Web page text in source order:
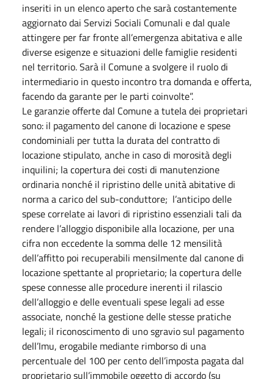
inseriti in un elenco aperto che sarà costantemente
aggiornato dai Servizi Sociali Comunali e dal quale
attingere per far fronte all’emergenza abitativa e alle
diverse esigenze e situazioni delle famiglie residenti
nel territorio. Sarà il Comune a svolgere il ruolo di
intermediario in questo incontro tra domanda e offerta,
facendo da garante per le parti coinvolte”.
Le garanzie offerte dal Comune a tutela dei proprietari
sono: il pagamento del canone di locazione e spese
condominiali per tutta la durata del contratto di
locazione stipulato, anche in caso di morosità degli
inquilini; la copertura dei costi di manutenzione
ordinaria nonché il ripristino delle unità abitative di
norma a carico del sub-conduttore; l’anticipo delle
spese correlate ai lavori di ripristino essenziali tali da
rendere l’alloggio disponibile alla locazione, per una
cifra non eccedente la somma delle 12 mensilità
dell’affitto poi recuperabili mensilmente dal canone di
locazione spettante al proprietario; la copertura delle
spese connesse alle procedure inerenti il rilascio
dell’alloggio e delle eventuali spese legali ad esse
associate, nonché la gestione delle stesse pratiche
legali; il riconoscimento di uno sgravio sul pagamento
dell’Imu, erogabile mediante rimborso di una
percentuale del 100 per cento dell’imposta pagata dal
proprietario sull’immobile oggetto di accordo (su